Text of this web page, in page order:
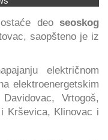
deo seoskog
saopšteno je iz
električnom
elektroenergetskim
Vrtogoš,
Krševica, Klinovac i